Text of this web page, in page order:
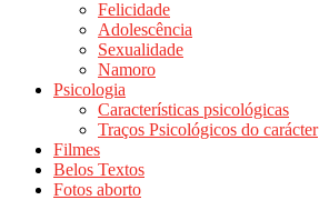
Felicidade
Adolescência
Sexualidade
Namoro
Psicologia
Características psicológicas
Traços Psicológicos do carácter
Filmes
Belos Textos
Fotos aborto